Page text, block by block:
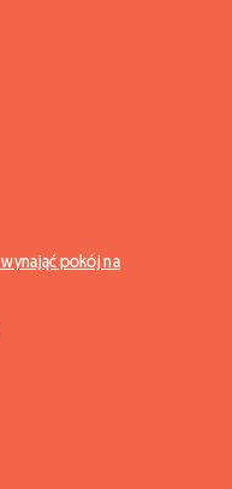
pokój na